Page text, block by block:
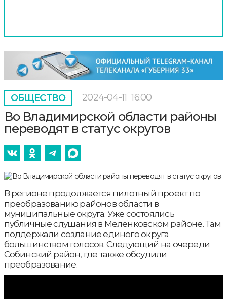
ОБЩЕСТВО 2024-04-11 16:00
Во Владимирской области районы
переводят в статус округов
В регионе продолжается пилотный проект по
преобразованию районов области в
муниципальные округа. Уже состоялись
публичные слушания в Меленковском районе. Там
поддержали создание единого округа
большинством голосов. Следующий на очереди
Собинский район, где также обсудили
преобразование.